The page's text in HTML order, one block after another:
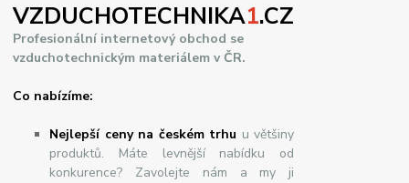
VZDUCHOTECHNIKA1.CZ
Profesionální internetový obchod se
vzduchotechnickým materiálem v ČR.
Co nabízíme:
Nejlepší ceny na českém trhu u většiny
produktů. Máte levnější nabídku od
konkurence? Zavolejte nám a my ji